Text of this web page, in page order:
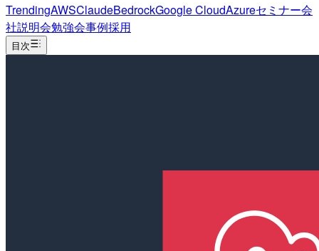
TrendingAWSClaudeBedrockGoogle CloudAzureセミナー会
社説明会勉強会事例採用
目次